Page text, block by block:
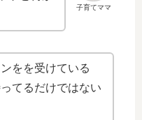
子育てママ
をを受けている
てるだけではない